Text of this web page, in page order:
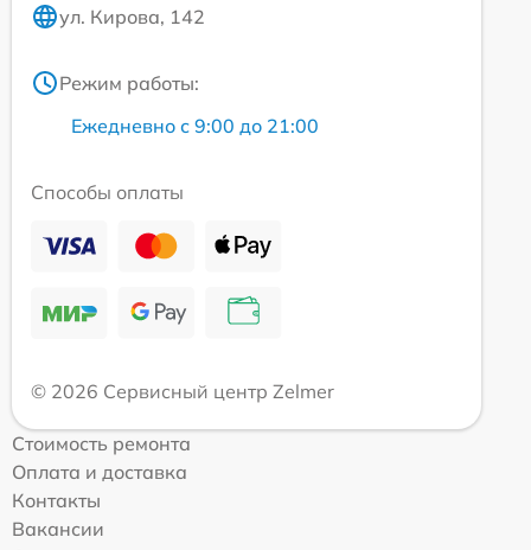
ул. Кирова, 142
Режим работы:
Ежедневно с 9:00 до 21:00
Способы оплаты
© 2026 Сервисный центр Zelmer
Стоимость ремонта
Оплата и доставка
Контакты
Вакансии